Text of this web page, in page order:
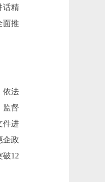
话精
面推
依法
监督
件进
企政
破12